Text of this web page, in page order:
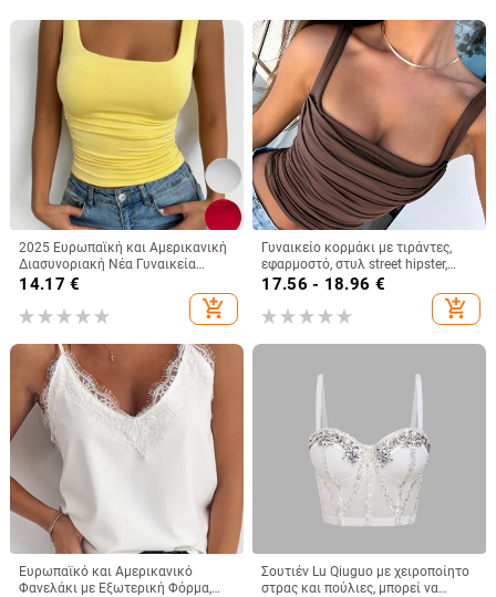
2025 Ευρωπαϊκή και Αμερικανική
Διασυνοριακή Νέα Γυναικεία
Αμάνικη Μπλούζα με Τετράγωνο
Γιακά και Casual Basic Crop Top
14.17 €
add_shopping_cart
Γυναικείο κορμάκι με τιράντες,
εφαρμοστό, στυλ street hipster,
κοντό μήκος, πολυεστέρας με
17.56 - 18.96 €
add_shopping_cart
Ευρωπαϊκό και Αμερικανικό
Φανελάκι με Εξωτερική Φόρμα,
Σουτιέν Lu Qiuguo με χειροποίητο
στρας και πούλιες, μπορεί να